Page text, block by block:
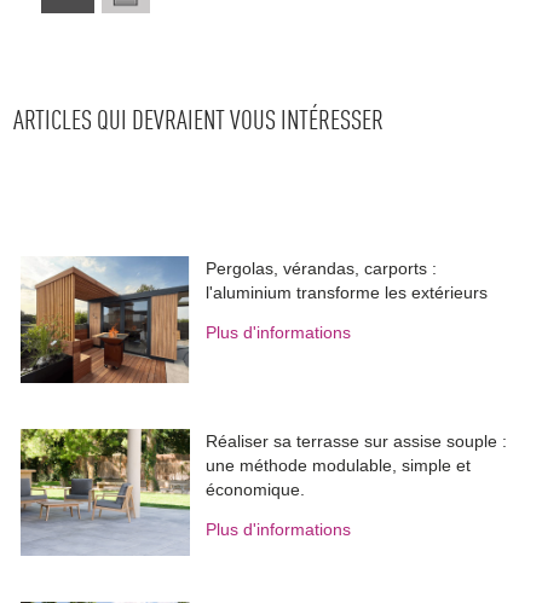
ARTICLES QUI DEVRAIENT VOUS INTÉRESSER
Pergolas, vérandas, carports :
l'aluminium transforme les extérieurs
Plus d'informations
Réaliser sa terrasse sur assise souple :
une méthode modulable, simple et
économique.
Plus d'informations